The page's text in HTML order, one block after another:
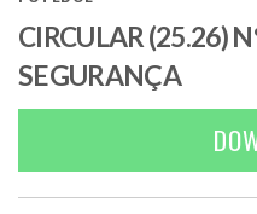
CIRCULAR (25.26)
SEGURANÇA